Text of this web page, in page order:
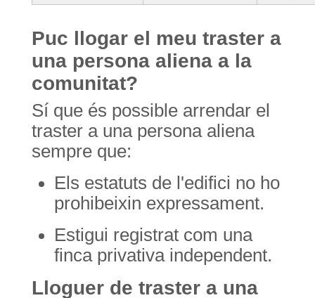
Puc llogar el meu traster a
una persona aliena a la
comunitat?
Sí que és possible arrendar el
traster a una persona aliena
sempre que:
Els estatuts de l'edifici no ho
prohibeixin expressament.
Estigui registrat com una
finca privativa independent.
Lloguer de traster a una